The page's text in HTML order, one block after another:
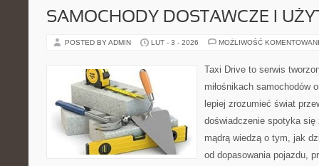
SAMOCHODY DOSTAWCZE I
POSTED BY ADMIN LUT - 3 - 2026 MOŻLIWOŚĆ
Taxi Drive to serwis
miłośnikach samochodów
lepiej zrozumieć świat
doświadczenie spotyka się
mądrą wiedzą o tym, jak
od dopasowania pojazdu,